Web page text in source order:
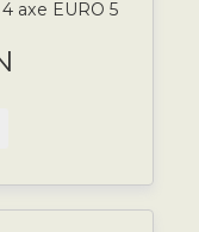
axe EURO 5